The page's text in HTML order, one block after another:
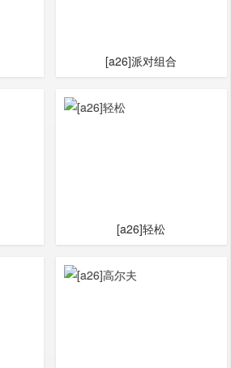
[a26]派对组合
[a26]轻松